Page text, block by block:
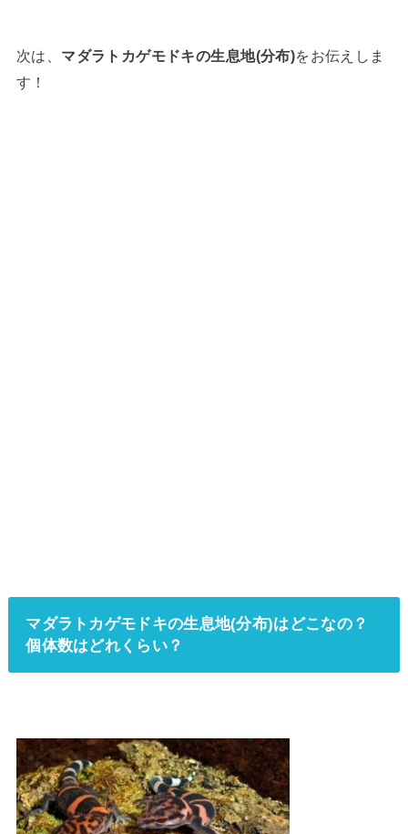
次は、 マダラトカゲモドキの生息地(分布)をお伝えしま
す！
マダラトカゲモドキの生息地(分布)はどこなの？
個体数はどれくらい？